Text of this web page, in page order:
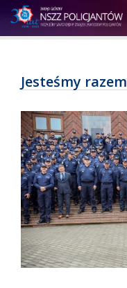
Jesteśmy razem